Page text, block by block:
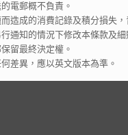
電郵概不負責。
造成的消費記錄及積分損失，
通知的情況下修改本條款及細
留最終決定權。
差異，應以英文版本為準。